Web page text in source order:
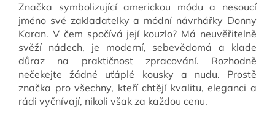
Značka symbolizující americkou módu a nesoucí
jméno své zakladatelky a módní návrhářky Donny
Karan. V čem spočívá její kouzlo? Má neuvěřitelně
svěží nádech, je moderní, sebevědomá a klade
důraz na praktičnost zpracování. Rozhodně
nečekejte žádné uťáplé kousky a nudu. Prostě
značka pro všechny, kteří chtějí kvalitu, eleganci a
rádi vyčnívají, nikoli však za každou cenu.